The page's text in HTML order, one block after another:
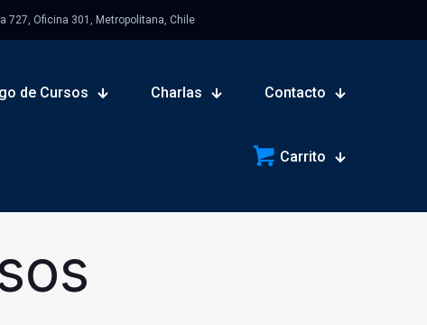
727, Oficina 301, Metropolitana, Chile
de Cursos Charlas Contacto
Carrito